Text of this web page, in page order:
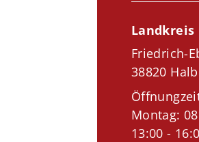
Landkreis
Friedrich-
38820
Montag:
13:00 -